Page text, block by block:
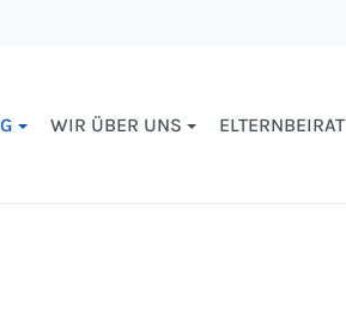
WIR ÜBER UNS ELTERNBEIRAT